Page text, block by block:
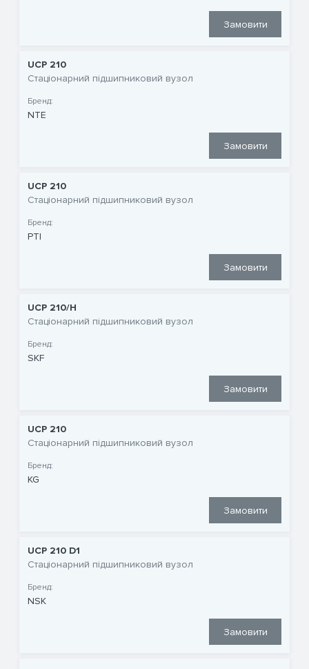
Замовити
UCP 210
Стаціонарний підшипниковий вузол
Бренд:
NTE
Замовити
UCP 210
Стаціонарний підшипниковий вузол
Бренд:
PTI
Замовити
UCP 210/H
Стаціонарний підшипниковий вузол
Бренд:
SKF
Замовити
UCP 210
Стаціонарний підшипниковий вузол
Бренд:
KG
Замовити
UCP 210 D1
Стаціонарний підшипниковий вузол
Бренд:
NSK
Замовити